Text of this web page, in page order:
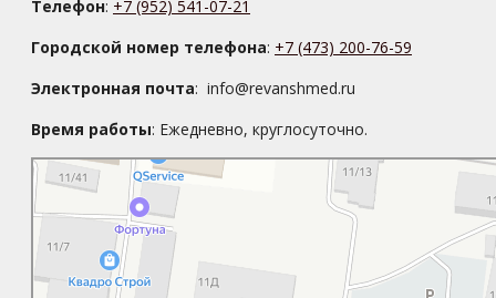
Телефон: +7 (952) 541-07-21
Городской номер телефона: +7 (473) 200-76-59
Электронная почта: info@revanshmed.ru
Время работы: Ежедневно, круглосуточно.
Воронеж
Московский проспект, 32А на карте Воронежа — Яндекс Карты